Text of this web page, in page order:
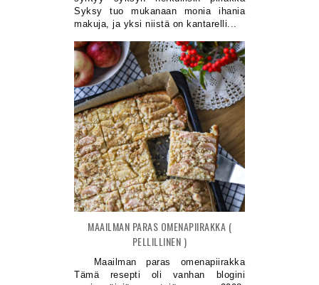
Syksy tuo mukanaan monia ihania
makuja, ja yksi niistä on kantarelli...
MAAILMAN PARAS OMENAPIIRAKKA (
PELLILLINEN )
Maailman paras omenapiirakka
Tämä resepti oli vanhan blogini